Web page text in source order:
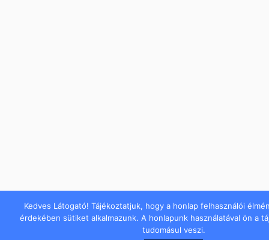
Kedves Látogató! Tájékoztatjuk, hogy a honlap felhasználói
érdekében sütiket alkalmazunk. A honlapunk használatával ön a
tudomásul veszi.